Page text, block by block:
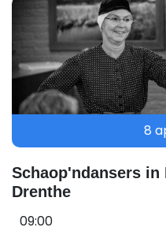
8
Schaop'ndansers in
Drenthe
09:00